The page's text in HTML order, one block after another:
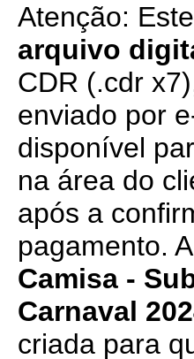
Atenção:
arquivo
CDR (.cdr
enviado por
disponível
na área do
após a
pagamento. A
Camisa -
Carnaval
criada para